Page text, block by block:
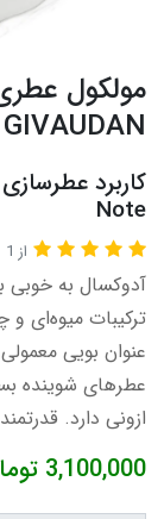
GIVAUDAN
Note​​​
از 1
آدوکسال به خوبی
ترکیبات میوه‌ای
عنوان بویی
عطرهای شوینده
ازونی دارد.
3,100,000